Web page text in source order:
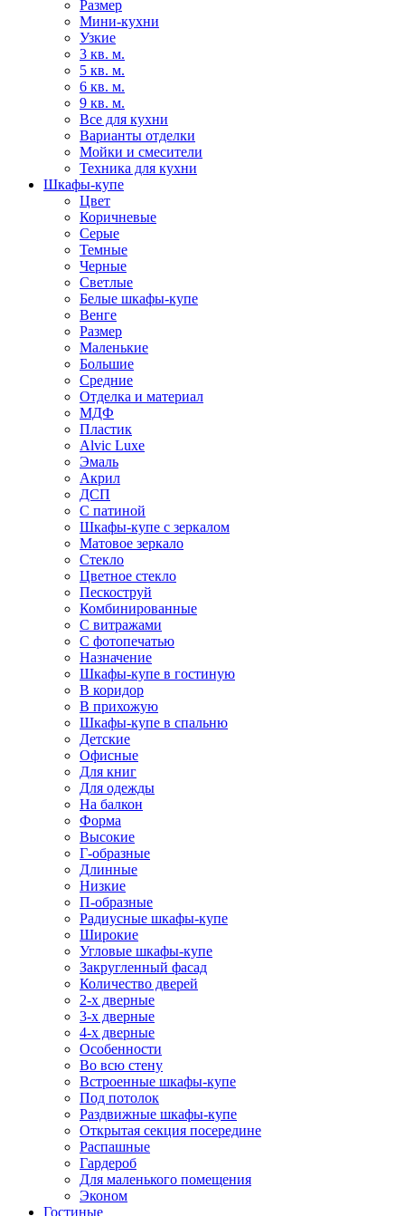
Размер
Мини-кухни
Узкие
3 кв. м.
5 кв. м.
6 кв. м.
9 кв. м.
Все для кухни
Варианты отделки
Мойки и смесители
Техника для кухни
Шкафы-купе
Цвет
Коричневые
Серые
Темные
Черные
Светлые
Белые шкафы-купе
Венге
Размер
Маленькие
Большие
Средние
Отделка и материал
МДФ
Пластик
Alvic Luxe
Эмаль
Акрил
ДСП
С патиной
Шкафы-купе с зеркалом
Матовое зеркало
Стекло
Цветное стекло
Пескоструй
Комбинированные
С витражами
С фотопечатью
Назначение
Шкафы-купе в гостиную
В коридор
В прихожую
Шкафы-купе в спальню
Детские
Офисные
Для книг
Для одежды
На балкон
Форма
Высокие
Г-образные
Длинные
Низкие
П-образные
Радиусные шкафы-купе
Широкие
Угловые шкафы-купе
Закругленный фасад
Количество дверей
2-х дверные
3-х дверные
4-х дверные
Особенности
Во всю стену
Встроенные шкафы-купе
Под потолок
Раздвижные шкафы-купе
Открытая секция посередине
Распашные
Гардероб
Для маленького помещения
Эконом
Гостиные